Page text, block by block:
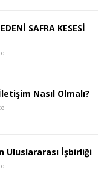
SAFRA KESESİ
Nasıl Olmalı?
Uluslararası İşbirliği